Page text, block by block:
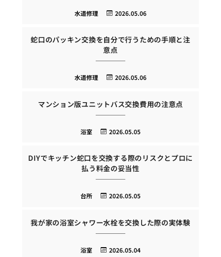
2026.05.06
水道修理
蛇口のパッキン交換を自分で行うための手順と注
意点
2026.05.06
水道修理
マンション版ユニットバス交換費用の注意点
2026.05.05
浴室
DIYでキッチン蛇口を交換する際のリスクとプロに
払う料金の妥当性
2026.05.05
台所
我が家の浴室シャワー水栓を交換した際の実体験
2026.05.04
浴室